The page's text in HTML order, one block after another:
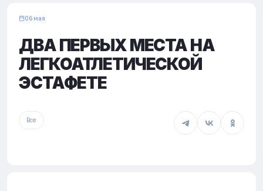
06 мая
ДВА ПЕРВЫХ МЕСТА НА
ЛЕГКОАТЛЕТИЧЕСКОЙ
ЭСТАФЕТЕ
Все